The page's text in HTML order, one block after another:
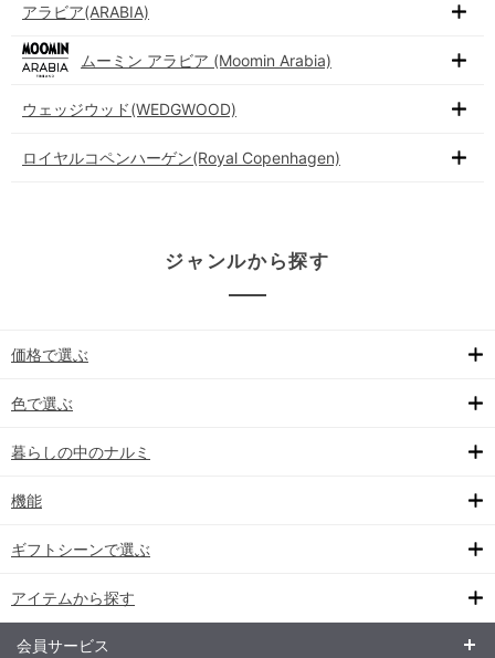
アラビア(ARABIA)
ムーミン アラビア (Moomin Arabia)
ウェッジウッド(WEDGWOOD)
ロイヤルコペンハーゲン(Royal Copenhagen)
ジャンルから探す
価格で選ぶ
色で選ぶ
暮らしの中のナルミ
機能
ギフトシーンで選ぶ
アイテムから探す
会員サービス